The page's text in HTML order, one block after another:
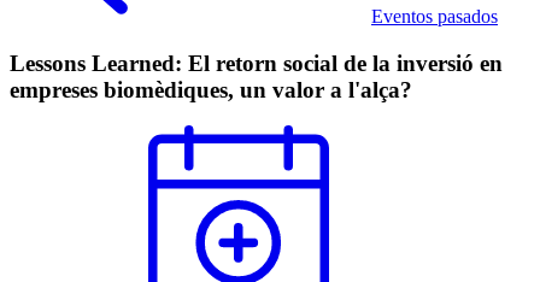
Eventos pasados
Lessons Learned: El retorn social de la inversió en
empreses biomèdiques, un valor a l'alça?